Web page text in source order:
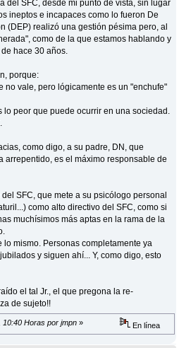
del SFC, desde mi punto de vista, sin lugar
ineptos e incapaces como lo fueron De
(DEP) realizó una gestión pésima pero, al
como de la que estamos hablando y
hace 30 años.
porque:
no vale, pero lógicamente es un "enchufe"
lo peor que puede ocurrir en una sociedad.
como digo, a su padre, DN, que
arrepentido, es el máximo responsable de
SFC, que mete a su psicólogo personal
como alto directivo del SFC, como si
muchísimos más aptas en la rama de la
lo mismo. Personas completamente ya
y siguen ahí... Y, como digo, esto
el tal Jr., el que pregona la re-
de sujeto!!
10:40 Horas por jmpn » En línea